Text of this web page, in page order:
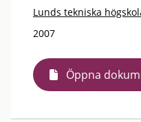
Lunds tekniska
2007
Öppna